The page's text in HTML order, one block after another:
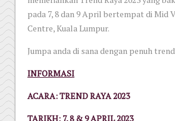
pada 7, 8 dan 9 April bertempat di Mid
Centre, Kuala Lumpur.
Jumpa anda di sana dengan penuh
INFORMASI
ACARA: TREND RAYA 2023
TARIKH: 7, 8 & 9 APRIL 2023